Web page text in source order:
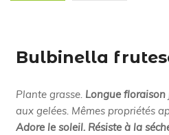
Bulbinella
Plante grasse. Longue floraison
aux gelées. Mêmes propriétés
Adore le soleil. Résiste à la